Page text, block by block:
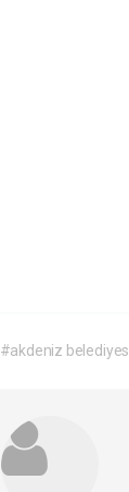
#akdeniz